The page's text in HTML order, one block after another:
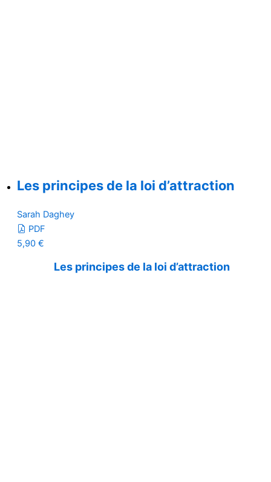
Les principes de la loi d’attraction
Sarah Daghey
PDF
5,90 €
Les principes de la loi d’attraction